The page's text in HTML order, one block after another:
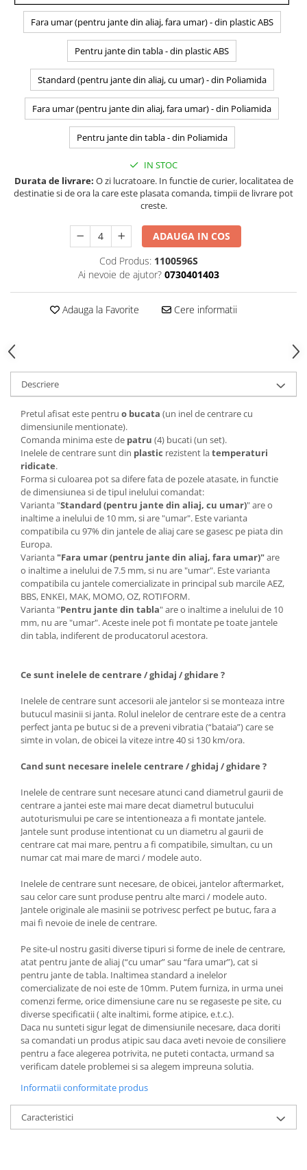
Fara umar (pentru jante din aliaj, fara umar) - din plastic ABS
Pentru jante din tabla - din plastic ABS
Standard (pentru jante din aliaj, cu umar) - din Poliamida
Fara umar (pentru jante din aliaj, fara umar) - din Poliamida
Pentru jante din tabla - din Poliamida
IN STOC
Durata de livrare: O zi lucratoare. In functie de curier, localitatea de
destinatie si de ora la care este plasata comanda, timpii de livrare pot
creste.
ADAUGA IN COS
Cod Produs: 1100596S
Ai nevoie de ajutor? 0730401403
Adauga la Favorite Cere informatii
Descriere
Pretul afisat este pentru o bucata (un inel de centrare cu
dimensiunile mentionate).
Comanda minima este de patru (4) bucati (un set).
Inelele de centrare sunt din plastic rezistent latemperaturi
ridicate.
Forma si culoarea pot sa difere fata de pozele atasate, in functie
de dimensiunea si de tipul inelului comandat:
Varianta "Standard (pentru jante din aliaj, cu umar)" are o
inaltime a inelului de 10 mm, si are "umar". Este varianta
compatibila cu 97% din jantele de aliaj care se gasesc pe piata din
Europa.
Varianta "Fara umar (pentru jante din aliaj, fara umar)"are
o inaltime a inelului de 7.5 mm, si nu are "umar". Este varianta
compatibila cu jantele comercializate in principal sub marcile AEZ,
BBS, ENKEI, MAK, MOMO, OZ, ROTIFORM.
Varianta "Pentru jante din tabla" are o inaltime a inelului de 10
mm, nu are "umar". Aceste inele pot fi montate pe toate jantele
din tabla, indiferent de producatorul acestora.
Ce sunt inelele de centrare / ghidaj / ghidare ?
Inelele de centrare sunt accesorii ale jantelor si se monteaza intre
butucul masinii si janta. Rolul inelelor de centrare este de a centra
perfect janta pe butuc si de a preveni vibratia (“bataia”) care se
simte in volan, de obicei la viteze intre 40 si 130 km/ora.
Cand sunt necesare inelele centrare / ghidaj / ghidare ?
Inelele de centrare sunt necesare atunci cand diametrul gaurii de
centrare a jantei este mai mare decat diametrul butucului
autoturismului pe care se intentioneaza a fi montate jantele.
Jantele sunt produse intentionat cu un diametru al gaurii de
centrare cat mai mare, pentru a fi compatibile, simultan, cu un
numar cat mai mare de marci / modele auto.
Inelele de centrare sunt necesare, de obicei, jantelor aftermarket,
sau celor care sunt produse pentru alte marci / modele auto.
Jantele originale ale masinii se potrivesc perfect pe butuc, fara a
mai fi nevoie de inele de centrare.
Pe site-ul nostru gasiti diverse tipuri si forme de inele de centrare,
atat pentru jante de aliaj (“cu umar” sau “fara umar”), cat si
pentru jante de tabla. Inaltimea standard a inelelor
comercializate de noi este de 10mm. Putem furniza, in urma unei
comenzi ferme, orice dimensiune care nu se regaseste pe site, cu
diverse specificatii ( alte inaltimi, forme atipice, e.t.c.).
Daca nu sunteti sigur legat de dimensiunile necesare, daca doriti
sa comandati un produs atipic sau daca aveti nevoie de consiliere
pentru a face alegerea potrivita, ne puteti contacta, urmand sa
verificam datele problemei si sa alegem impreuna solutia.
Informatii conformitate produs
Caracteristici